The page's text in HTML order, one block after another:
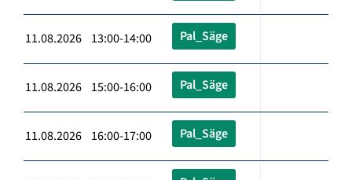
11.08.2026 13:00-14:00 Pal_Säge
11.08.2026 15:00-16:00 Pal_Säge
11.08.2026 16:00-17:00 Pal_Säge